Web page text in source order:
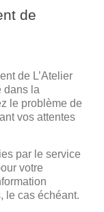
de
de L’Atelier
dans la
le problème de
vos attentes
par le service
votre
le cas échéant.